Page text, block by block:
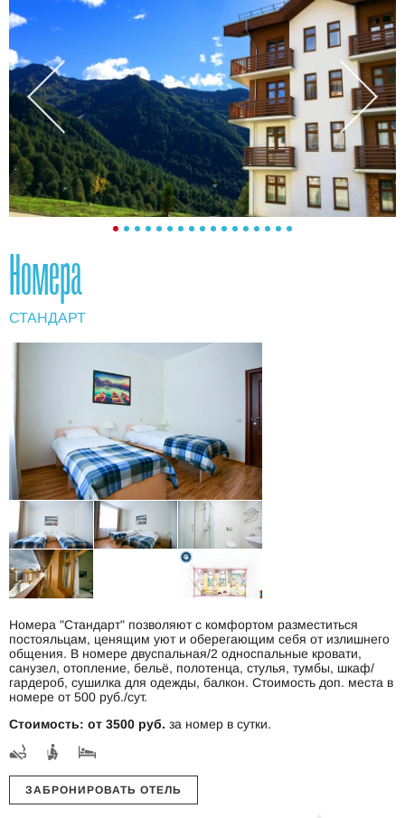
Номера
СТАНДАРТ
Номера "Стандарт" позволяют с комфортом разместиться
постояльцам, ценящим уют и оберегающим себя от излишнего
общения. В номере двуспальная/2 односпальные кровати,
санузел, отопление, бельё, полотенца, стулья, тумбы, шкаф/
гардероб, сушилка для одежды, балкон. Стоимость доп. места в
номере от 500 руб./сут.
Стоимость: от 3500 руб. за номер в сутки.
ЗАБРОНИРОВАТЬ ОТЕЛЬ